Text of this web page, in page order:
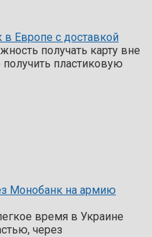
в Европе с доставкой
получать карту вне
пластиковую
Монобанк на армию
время в Украине
через